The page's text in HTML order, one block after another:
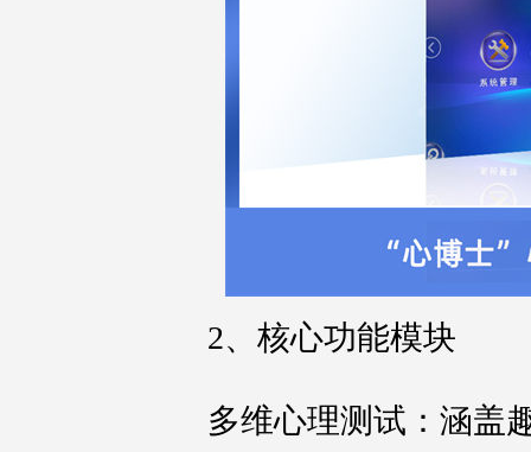
2、核心功能模块
多维心理测试：涵盖